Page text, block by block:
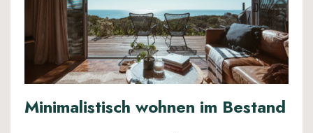
Minimalistisch wohnen im Bestand